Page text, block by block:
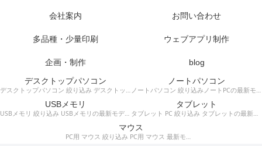
会社案内 お問い合わせ
多品種・少量印刷 ウェブアプリ制作
企画・制作
blog
デスクトップパソコン
デスクトップパソコン 絞り込み デスクトップPCの最新モデルやスペック・仕様に関する情報。
ノートパソコン
ノートパソコン 絞り込みノートPCの最新モデルやスペック・仕様に関する情報。
USBメモリ
USBメモリ 絞り込み USBメモリの最新モデルやスペック・仕様に関する情報。
タブレット
タブレット PC 絞り込み タブレットの最新モデルやスペック・仕様に関する情報。
マウス
PC用 マウス 絞り込み PC用 マウス 最新モデルやスペック・仕様に関する情報。ワイヤレスマウス、有線マウス、接続タイプなど。